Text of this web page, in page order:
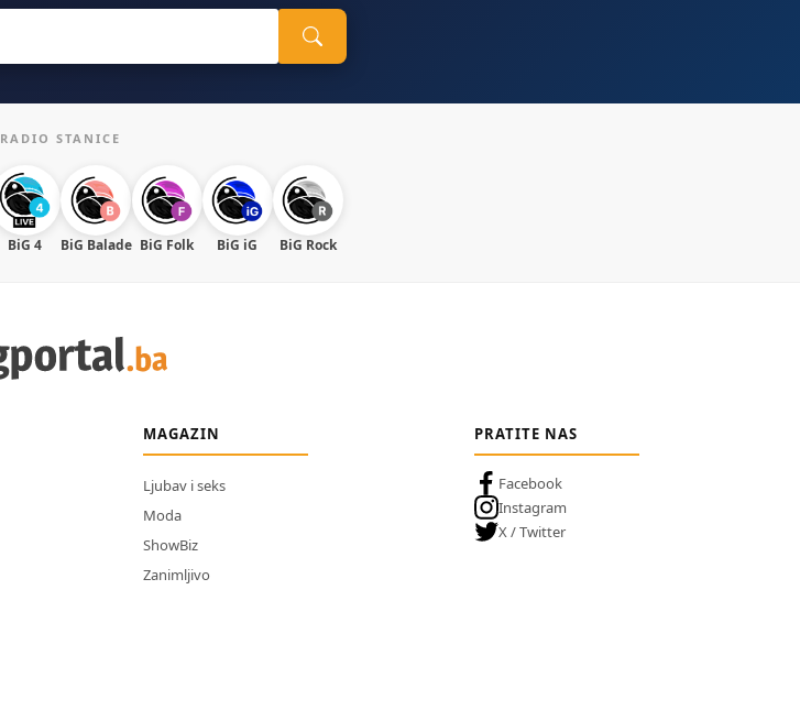
RADIO STANICE
BiG 4 BiG Balade BiG Folk BiG iG BiG Rock
MAGAZIN
Ljubav i seks
Moda
ShowBiz
Zanimljivo
PRATITE NAS
Facebook
Instagram
X / Twitter